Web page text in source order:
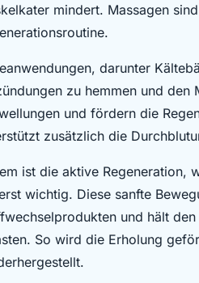
mindert. Massagen
darunter
zu hemmen und
und fördern die
zusätzlich die
ist die aktive Regeneration,
wichtig. Diese sanfte
und hält
So wird die Erholung